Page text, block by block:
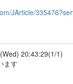
JArticle/
20:43:29(1/1)
ます